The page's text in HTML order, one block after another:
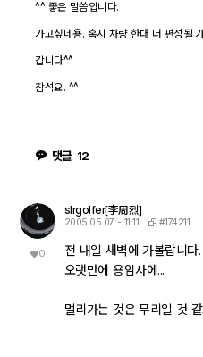
^^ 좋은 말씀입니다.
가고싶네용. 혹시 차량 한대 더 편성될
갑니다^^
참석요. ^^
댓글 12
0
slrgolfer[李周烈]
2005.05.07 - 11:11 #174211
전 내일 새벽에 가볼랍니다.
오랫만에 용암사에...
멀리가는 것은 무리일 것 같